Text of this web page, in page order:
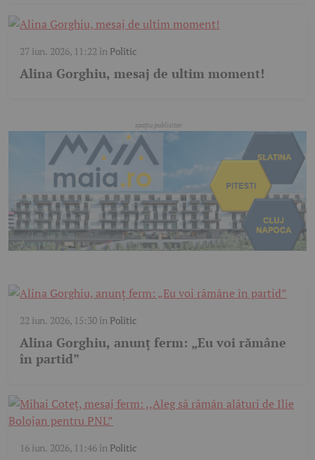
27 iun. 2026, 11:22 în Politic
Alina Gorghiu, mesaj de ultim moment!
22 iun. 2026, 15:30în Politic
Alina Gorghiu, anunț ferm: „Eu voi rămâne
în partid”
16 iun. 2026, 11:46în Politic